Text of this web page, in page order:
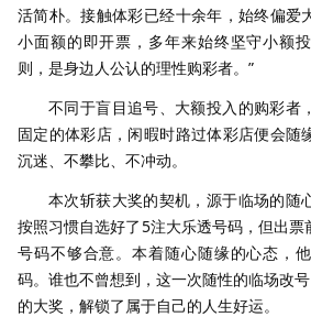
活简朴。接触体彩已经十余年，始终偏爱
小面额的即开票，多年来始终坚守小额
则，是身边人公认的理性购彩者。”
不同于盲目追号、大额投入的购彩者
固定的体彩店，闲暇时路过体彩店便会随
沉迷、不攀比、不冲动。
本次斩获大奖的契机，源于临场的随
按照习惯自选好了5注大乐透号码，但出
号码不够合意。本着随心随缘的心态，
码。谁也不曾想到，这一次随性的临场改
的大奖，解锁了属于自己的人生好运。